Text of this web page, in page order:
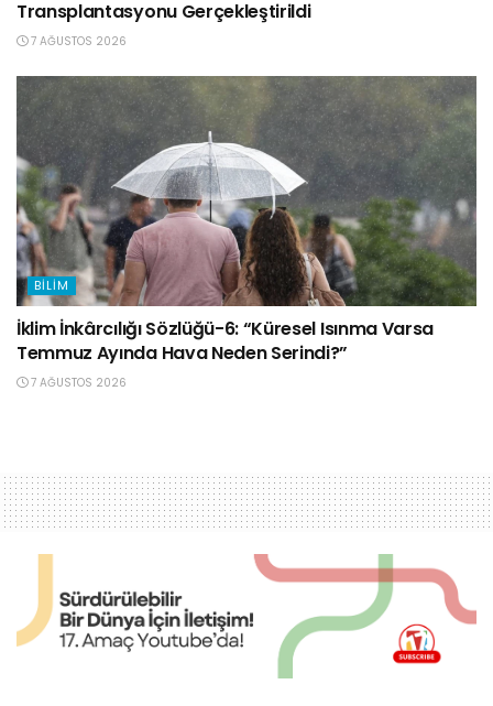
Transplantasyonu Gerçekleştirildi
7 AĞUSTOS 2026
BILIM
İklim İnkârcılığı Sözlüğü-6: “Küresel Isınma Varsa
Temmuz Ayında Hava Neden Serindi?”
7 AĞUSTOS 2026